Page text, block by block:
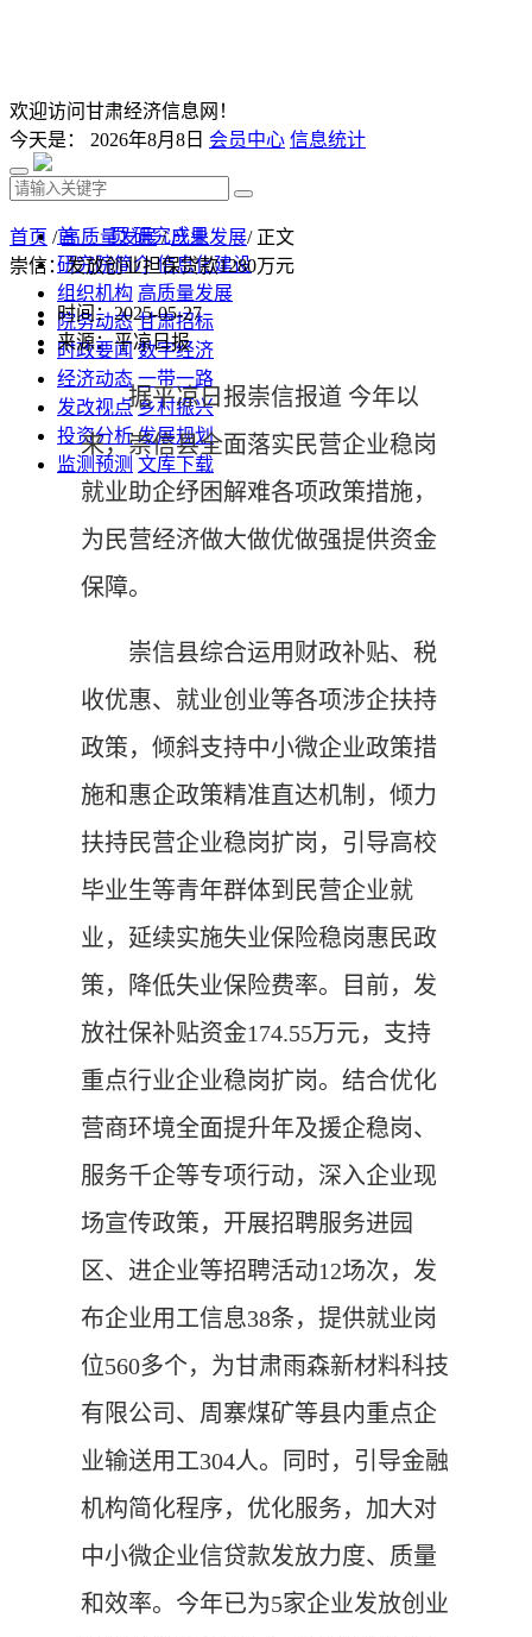
欢迎访问甘肃经济信息网！
今天是： 2026年8月8日 会员中心 信息统计
首 页 研究成果
研究院简介 信息化建设
组织机构 高质量发展
院务动态 甘肃招标
时政要闻 数字经济
经济动态 一带一路
发改视点 乡村振兴
投资分析 发展规划
监测预测 文库下载
首页 /高质量发展/产业发展/ 正文
崇信：发放创业担保贷款1280万元
时间：2025-05-27
来源：平凉日报
据平凉日报崇信报道 今年以
来，崇信县全面落实民营企业稳岗
就业助企纾困解难各项政策措施，
为民营经济做大做优做强提供资金
保障。
崇信县综合运用财政补贴、税
收优惠、就业创业等各项涉企扶持
政策，倾斜支持中小微企业政策措
施和惠企政策精准直达机制，倾力
扶持民营企业稳岗扩岗，引导高校
毕业生等青年群体到民营企业就
业，延续实施失业保险稳岗惠民政
策，降低失业保险费率。目前，发
放社保补贴资金174.55万元，支持
重点行业企业稳岗扩岗。结合优化
营商环境全面提升年及援企稳岗、
服务千企等专项行动，深入企业现
场宣传政策，开展招聘服务进园
区、进企业等招聘活动12场次，发
布企业用工信息38条，提供就业岗
位560多个，为甘肃雨森新材料科技
有限公司、周寨煤矿等县内重点企
业输送用工304人。同时，引导金融
机构简化程序，优化服务，加大对
中小微企业信贷款发放力度、质量
和效率。今年已为5家企业发放创业